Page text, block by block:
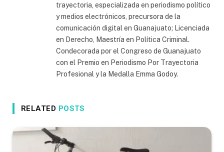
trayectoria, especializada en periodismo político
y medios electrónicos, precursora de la
comunicación digital en Guanajuato; Licenciada
en Derecho, Maestría en Política Criminal.
Condecorada por el Congreso de Guanajuato
con el Premio en Periodismo Por Trayectoria
Profesional y la Medalla Emma Godoy.
RELATED POSTS